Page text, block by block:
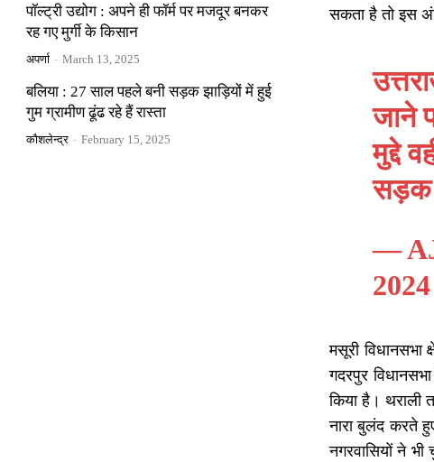
पॉल्ट्री उद्योग : अपने ही फॉर्म पर मजदूर बनकर
रह गए मुर्गी के किसान
अपर्णा - March 13, 2025
बलिया : 27 साल पहले बनी सड़क झाड़ियों में हुई
गुम ग्रामीण ढूंढ रहे हैं रास्ता
कौशलेन्द्र - February 15, 2025
सकता है तो इस
जाने
मुद्दे
सड़क
—
2024
मसूरी विधानसभा
गदरपुर
किया है। थराली
नारा बुलंद करते
नगरवासियों ने